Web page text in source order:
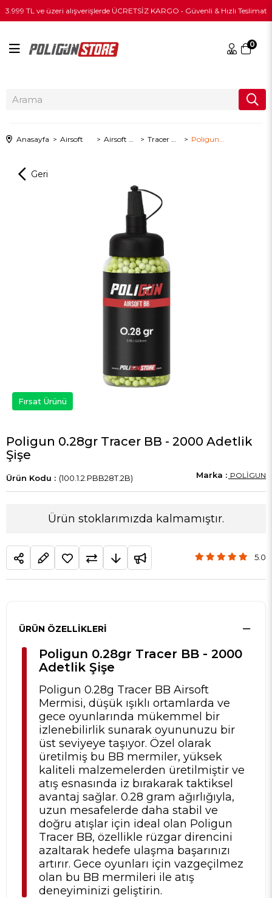
3.999 TL ve üzeri alışverişlerde ÜCRETSİZ KARGO • Güvenli & Hızlı Teslimat
0
Anasayfa Airsoft
Fırsat Ürünü
Poligun 0.28gr Tracer BB - 2000 Adetlik
Şişe
(100.1.2.PBB28T.2B) POLİGUN
Ürün stoklarımızda kalmamıştır.
5.0
ÜRÜN ÖZELLIKLERI
Poligun 0.28gr Tracer BB - 2000
Adetlik Şişe
Poligun 0.28g Tracer BB Airsoft
Mermisi, düşük ışıklı ortamlarda ve
gece oyunlarında mükemmel bir
izlenebilirlik sunarak oyununuzu bir
üst seviyeye taşıyor. Özel olarak
üretilmiş bu BB mermiler, yüksek
kaliteli malzemelerden üretilmiştir ve
atış esnasında iz bırakarak taktiksel
avantaj sağlar. 0.28 gram ağırlığıyla,
uzun mesafelerde daha stabil ve
doğru atışlar için ideal olan Poligun
Tracer BB, özellikle rüzgar direncini
azaltarak hedefe ulaşma başarınızı
artırır. Gece oyunları için vazgeçilmez
olan bu BB mermileri ile atış
deneyiminizi geliştirin.